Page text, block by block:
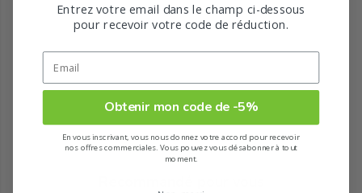
Entrez votre email dans le champ ci-dessous
pour recevoir votre code de réduction.
Obtenir mon code de -5%
En vous inscrivant, vous nous donnez votre accord pour recevoir
nos offres commerciales. Vous pouvez vous désabonner à tout
moment.